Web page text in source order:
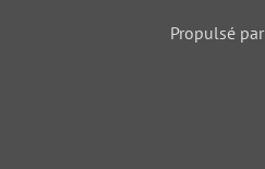
Propulsé par